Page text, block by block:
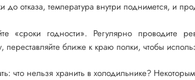
до отказа, температура внутри поднимется, и
«сроки годности». Регулярно проводите
переставляйте ближе к краю полки, чтобы
что нельзя хранить в холодильнике?